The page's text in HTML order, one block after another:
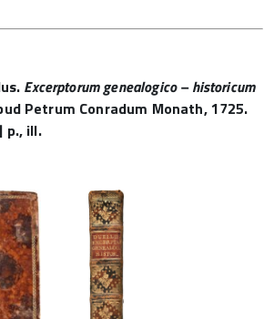
Excerptorum genealogico – historicum
Petrum Conradum Monath, 1725.
p., ill.